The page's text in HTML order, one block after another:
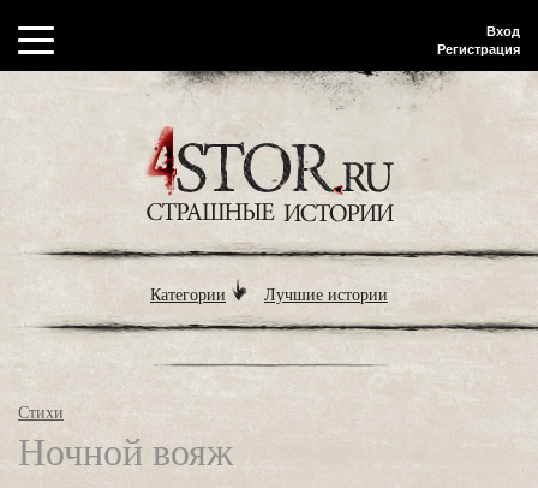
Вход
Регистрация
Категории Лучшие истории
Стихи
Ночной вояж